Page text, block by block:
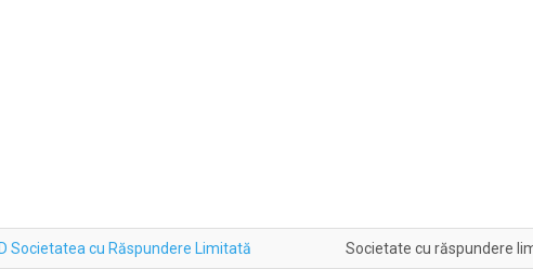
Societatea cu Răspundere Limitată Societate cu răspundere